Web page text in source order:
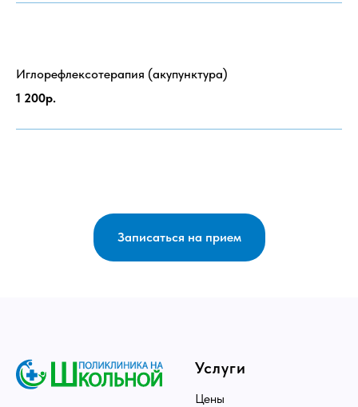
Иглорефлексотерапия (акупунктура)
1 200р.
Записаться на прием
Услуги
Цены